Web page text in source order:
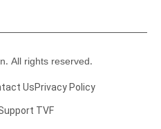
All rights reserved.
UsPrivacy Policy
TVF